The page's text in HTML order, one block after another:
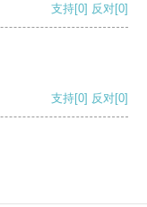
支持[0] 反对[0]
支持[0] 反对[0]